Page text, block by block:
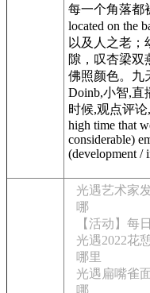
每一个角落都
located on the
以及人之老
隙，叹杏梁
佛照颜色。九
Doinb,小智,直
时候,观点评
high time that
considerable)
(development /
光遇艺术家
哪
【活动】每
光遇2022花
哪里
光遇扁嘴雀
哪